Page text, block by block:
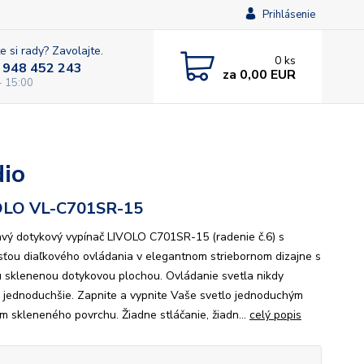
Prihlásenie
si rady? Zavolajte.
452 243
15:00
0 ks
za 0,00 EUR
VL-C701SR-15
dotykový vypínač LIVOLO C701SR-15 (radenie č.6) s
diaľkového ovládania v elegantnom striebornom dizajne s
sklenenou dotykovou plochou. Ovládanie svetla nikdy
Zapnite a vypnite Vaše svetlo jednoduchým
skleneného povrchu. Žiadne stláčanie, žiadn... celý popis